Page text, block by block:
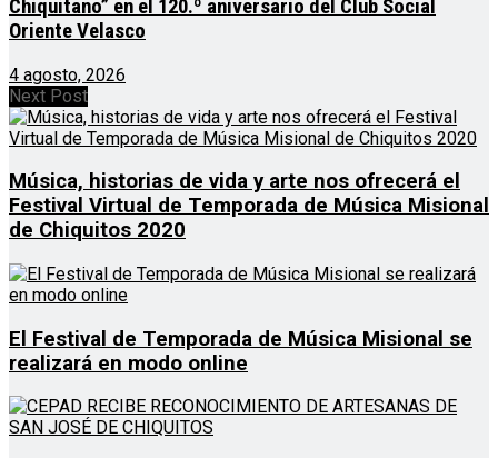
Chiquitano” en el 120.º aniversario del Club Social
Oriente Velasco
4 agosto, 2026
Next Post
Música, historias de vida y arte nos ofrecerá el
Festival Virtual de Temporada de Música Misional
de Chiquitos 2020
El Festival de Temporada de Música Misional se
realizará en modo online